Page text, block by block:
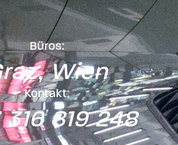
Büros:
Wien
Kontakt:
819 248